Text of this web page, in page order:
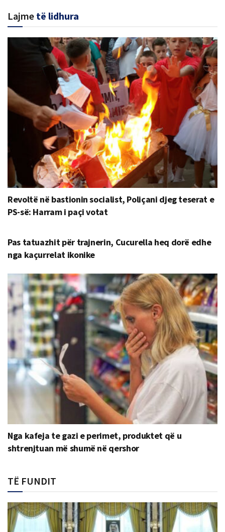
Lajme të lidhura
Revoltë në bastionin socialist, Poliçani djeg teserat e
PS-së: Harram i paçi votat
Pas tatuazhit për trajnerin, Cucurella heq dorë edhe
nga kaçurrelat ikonike
Nga kafeja te gazi e perimet, produktet që u
shtrenjtuan më shumë në qershor
TË FUNDIT